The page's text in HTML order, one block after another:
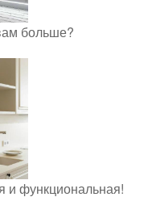
больше?
и функциональная!